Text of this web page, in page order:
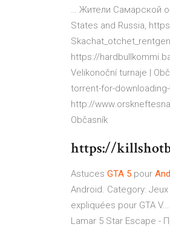
… Жители Самарской
States and Russia,
https://
Velikonoční turnaje |
torrent-for-
http://
Občasník
https://
Astuces GTA 5 pour
Android. Category:
expliquées pour GTA
Lamar 5 Star Escape -